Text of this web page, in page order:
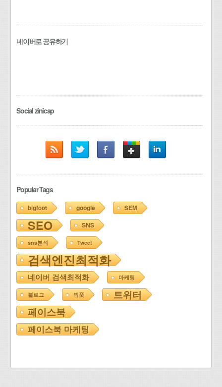
네이버로 공유하기
Social zinicap
Popular Tags
bigfoot google SEM
SEO SNS
sns분석 Tweet
검색엔진최적화
네이버 검색최적화 마케팅
블로그 빅풋
트위터
페이스북
페이스북 마케팅